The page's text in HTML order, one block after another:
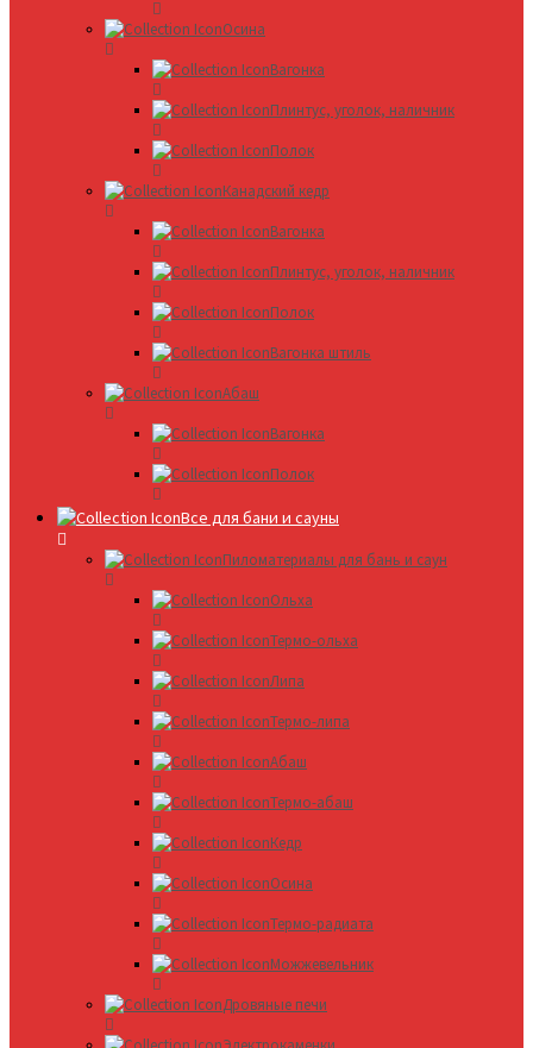
Осина
Вагонка
Плинтус, уголок, наличник
Полок
Канадский кедр
Вагонка
Плинтус, уголок, наличник
Полок
Вагонка штиль
Абаш
Вагонка
Полок
Все для бани и сауны
Пиломатериалы для бань и саун
Ольха
Термо-ольха
Липа
Термо-липа
Абаш
Термо-абаш
Кедр
Осина
Термо-радиата
Можжевельник
Дровяные печи